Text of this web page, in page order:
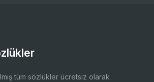
tüm sözlükler ücretsiz olarak